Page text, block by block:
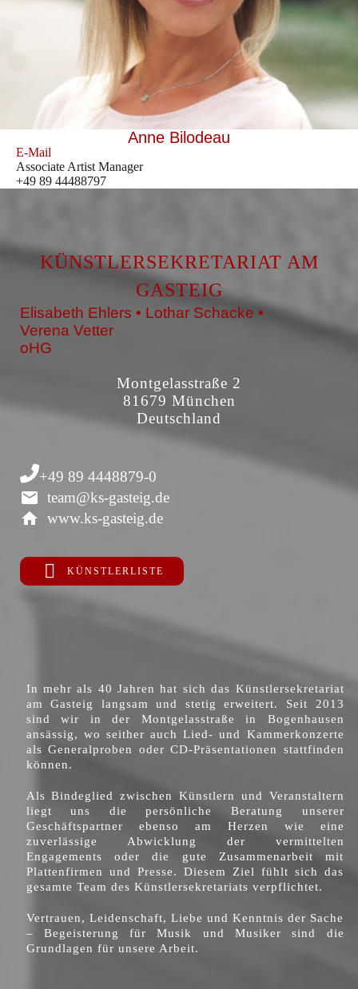
Anne Bilodeau
E-Mail
Associate Artist Manager
+49 89 44488797
KÜNSTLERSEKRETARIAT AM
GASTEIG
Elisabeth Ehlers • Lothar Schacke •
Verena Vetter
oHG
Montgelasstraße 2
81679 München
Deutschland
+49 89 4448879-0
team@ks-gasteig.de
www.ks-gasteig.de
KÜNSTLERLISTE
In mehr als 40 Jahren hat sich das Künstlersekretariat
am Gasteig langsam und stetig erweitert. Seit 2013
sind wir in der Montgelasstraße in Bogenhausen
ansässig, wo seither auch Lied- und Kammerkonzerte
als Generalproben oder CD-Präsentationen stattfinden
können.
Als Bindeglied zwischen Künstlern und Veranstaltern
liegt uns die persönliche Beratung unserer
Geschäftspartner ebenso am Herzen wie eine
zuverlässige Abwicklung der vermittelten
Engagements oder die gute Zusammenarbeit mit
Plattenfirmen und Presse. Diesem Ziel fühlt sich das
gesamte Team des Künstlersekretariats verpflichtet.
Vertrauen, Leidenschaft, Liebe und Kenntnis der Sache
– Begeisterung für Musik und Musiker sind die
Grundlagen für unsere Arbeit.